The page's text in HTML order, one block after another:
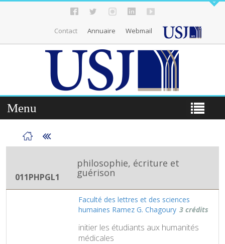
Contact Annuaire Webmail
Menu
011PHPGL1
philosophie, écriture et
guérison
Faculté des lettres et des sciences
humaines Ramez G. Chagoury 3 crédits
initier les étudiants aux humanités
médicales